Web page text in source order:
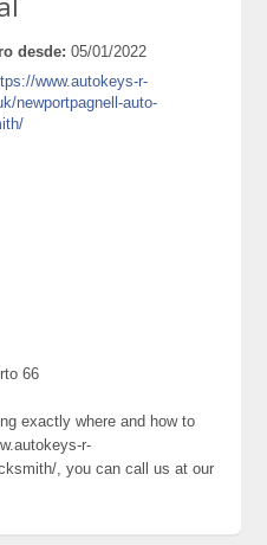
desde: 05/01/2022
www.autokeys-r-
newportpagnell-auto-
66
exactly where and how to
r-
, you can call us at our